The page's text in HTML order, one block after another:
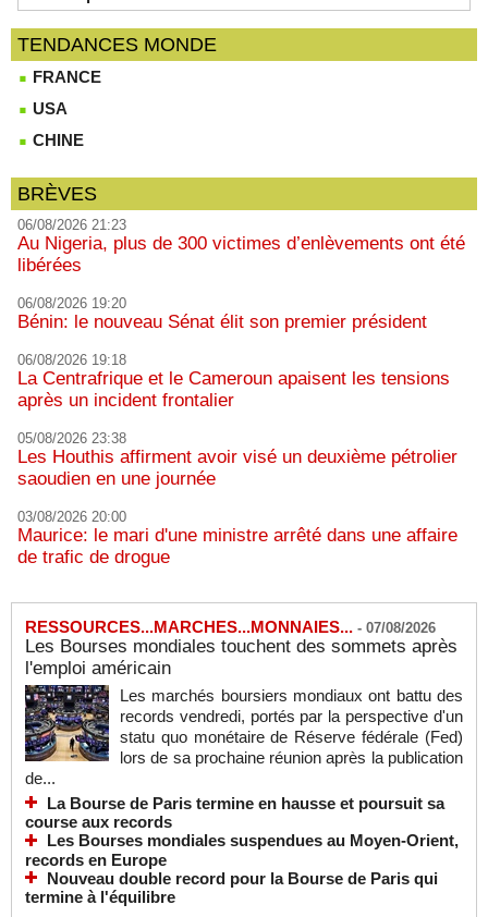
TENDANCES MONDE
FRANCE
USA
CHINE
BRÈVES
06/08/2026 21:23
Au Nigeria, plus de 300 victimes d’enlèvements ont été
libérées
06/08/2026 19:20
Bénin: le nouveau Sénat élit son premier président
06/08/2026 19:18
La Centrafrique et le Cameroun apaisent les tensions
après un incident frontalier
05/08/2026 23:38
Les Houthis affirment avoir visé un deuxième pétrolier
saoudien en une journée
03/08/2026 20:00
Maurice: le mari d'une ministre arrêté dans une affaire
de trafic de drogue
RESSOURCES...MARCHES...MONNAIES... - 07/08/2026
Les Bourses mondiales touchent des sommets après
l'emploi américain
Les marchés boursiers mondiaux ont battu des
records vendredi, portés par la perspective d'un
statu quo monétaire de Réserve fédérale (Fed)
lors de sa prochaine réunion après la publication
de...
La Bourse de Paris termine en hausse et poursuit sa
course aux records
Les Bourses mondiales suspendues au Moyen-Orient,
records en Europe
Nouveau double record pour la Bourse de Paris qui
termine à l'équilibre